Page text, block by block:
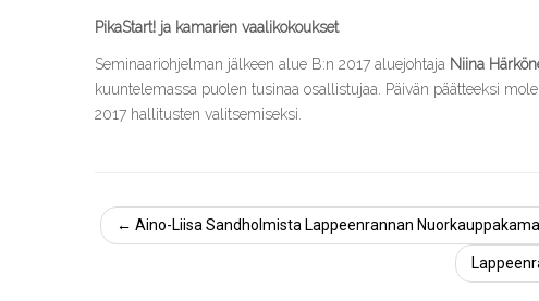
PikaStart! ja kamarien vaalikokoukset
Seminaariohjelman jälkeen alue B:n 2017 aluejohtaja Niina
kuuntelemassa puolen tusinaa osallistujaa. Päivän päätteeksi
2017 hallitusten valitsemiseksi.
← Aino-Liisa Sandholmista Lappeenrannan